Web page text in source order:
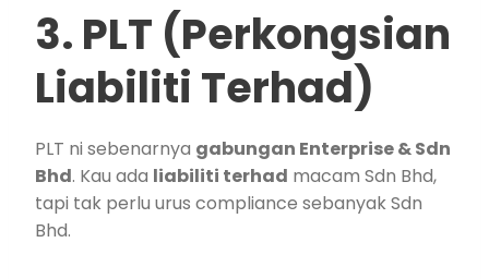
3. PLT (Perkongsian
Liabiliti Terhad)
PLT ni sebenarnya gabungan Enterprise & Sdn
Bhd. Kau ada liabiliti terhad macam Sdn Bhd,
tapi tak perlu urus compliance sebanyak Sdn
Bhd.